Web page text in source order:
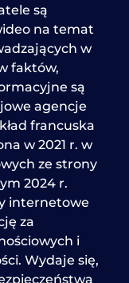
są
na temat
w
faktów,
są
agencje
francuska
w 2021 r. w
ze strony
2024 r.
internetowe
za
i
Wydaje się,